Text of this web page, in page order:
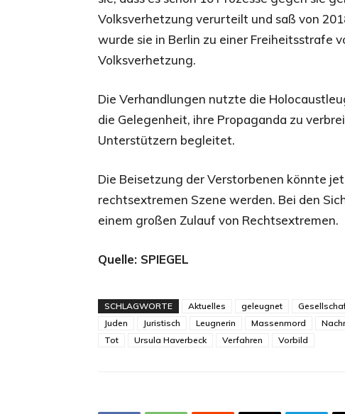
Volksverhetzung verurteilt und saß von
wurde sie in Berlin zu einer Freiheitsstrafe
Volksverhetzung.
Die Verhandlungen nutzte die
die Gelegenheit, ihre Propaganda zu
Unterstützern begleitet.
Die Beisetzung der Verstorbenen könnte
rechtsextremen Szene werden. Bei den
einem großen Zulauf von Rechtsextremen.
Quelle: SPIEGEL
SCHLAGWORTE Aktuelles geleugnet
Juden
Juristisch Leugnerin Massenmord
Tot
Ursula Haverbeck Verfahren Vorbild